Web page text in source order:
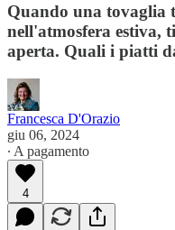
Quando una tovaglia
nell'atmosfera estiva,
aperta. Quali i piatti
Francesca D'Orazio
giu 06, 2024
∙ A pagamento
4